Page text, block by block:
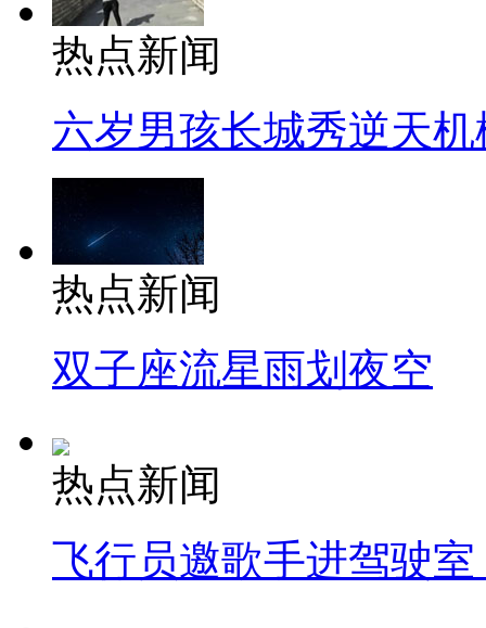
热点新闻
六岁男孩长城秀逆天机
热点新闻
双子座流星雨划夜空
热点新闻
飞行员邀歌手进驾驶